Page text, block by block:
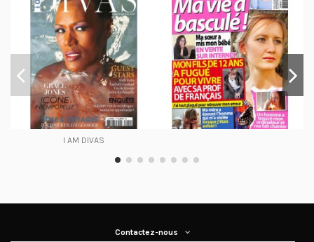
I AM DIVAS
Contactez-nous